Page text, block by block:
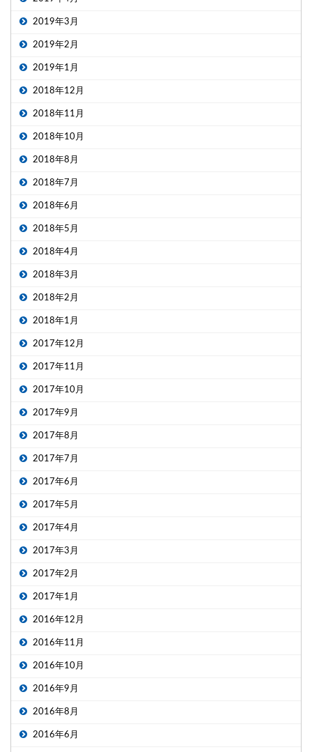
2019年3月
2019年2月
2019年1月
2018年12月
2018年11月
2018年10月
2018年8月
2018年7月
2018年6月
2018年5月
2018年4月
2018年3月
2018年2月
2018年1月
2017年12月
2017年11月
2017年10月
2017年9月
2017年8月
2017年7月
2017年6月
2017年5月
2017年4月
2017年3月
2017年2月
2017年1月
2016年12月
2016年11月
2016年10月
2016年9月
2016年8月
2016年6月